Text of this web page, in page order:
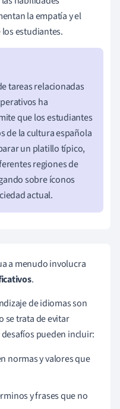
la empatía y el
estudiantes.
tareas relacionadas
ha
que los estudiantes
de la cultura española
un platillo típico,
regiones de
sobre íconos
actual.
a menudo involucra
.
de idiomas son
se trata de evitar
pueden incluir:
normas y valores que
y frases que no